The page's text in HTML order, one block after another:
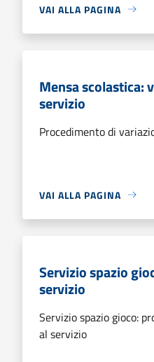
VAI ALLA PAGINA
Mensa scolastica:
servizio
Procedimento di
VAI ALLA PAGINA
Servizio spazio
servizio
Servizio spazio gioco:
al servizio